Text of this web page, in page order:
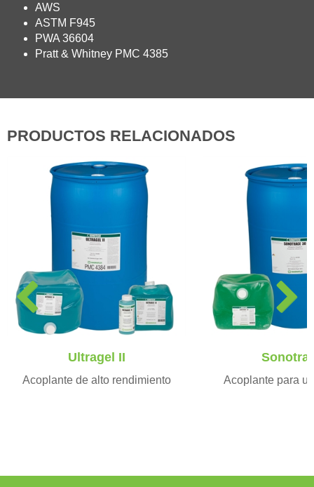
AWS
ASTM F945
PWA 36604
Pratt & Whitney PMC 4385
PRODUCTOS RELACIONADOS
Ultragel II
Acoplante de alto rendimiento Acoplante para
P
r
e
v
u